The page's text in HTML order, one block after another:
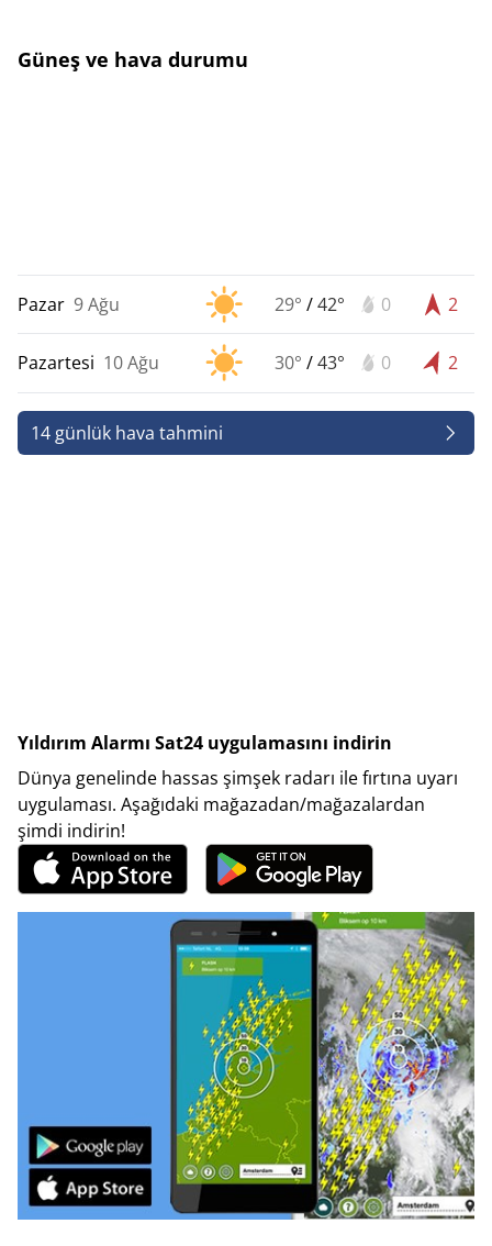
Güneş ve hava durumu
Pazar 9 Ağu 29° /42° 0 2
Pazartesi 10 Ağu 30° /43° 0 2
14 günlük hava tahmini
Yıldırım Alarmı Sat24 uygulamasını indirin
Dünya genelinde hassas şimşek radarı ile fırtına uyarı
uygulaması. Aşağıdaki mağazadan/mağazalardan
şimdi indirin!